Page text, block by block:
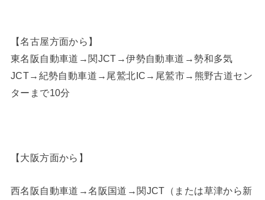
【名古屋方面から】
東名阪自動車道→関JCT→伊勢自動車道→勢和多気
JCT→紀勢自動車道→尾鷲北IC→尾鷲市→熊野古道セン
ターまで10分
【大阪方面から】
西名阪自動車道→名阪国道→関JCT（または草津から新